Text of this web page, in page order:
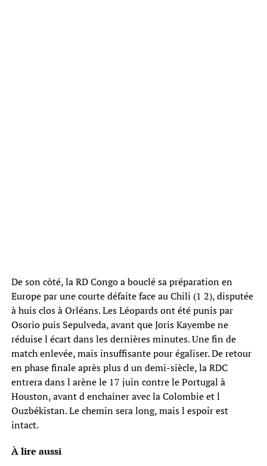
De son côté, la RD Congo a bouclé sa préparation en
Europe par une courte défaite face au Chili (1 2), disputée
à huis clos à Orléans. Les Léopards ont été punis par
Osorio puis Sepulveda, avant que Joris Kayembe ne
réduise l écart dans les dernières minutes. Une fin de
match enlevée, mais insuffisante pour égaliser. De retour
en phase finale après plus d un demi-siècle, la RDC
entrera dans l arène le 17 juin contre le Portugal à
Houston, avant d enchaîner avec la Colombie et l
Ouzbékistan. Le chemin sera long, mais l espoir est
intact.
À lire aussi